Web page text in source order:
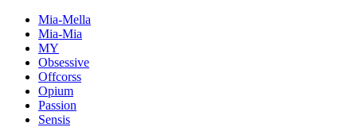
Mia-Mella
Mia-Mia
MY
Obsessive
Offcorss
Opium
Passion
Sensis